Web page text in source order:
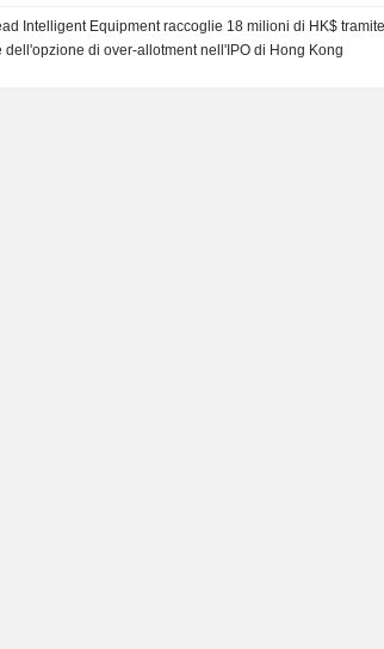
Intelligent Equipment raccoglie 18 milioni di HK$
dell'opzione di over-allotment nell'IPO di Hong Kong